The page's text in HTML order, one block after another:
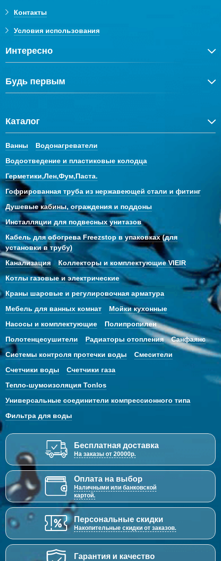
Контакты
Условия использования
Интересно
Будь первым
Каталог
Ванны
Водонагреватели
Водоотведение и пластиковые колодца
Герметики,Лен,Фум,Паста.
Гофрированная труба из нержавеющей стали и фитинг
Душевые кабины, ограждения и поддоны
Инсталляции для подвесных унитазов
Кабель для обогрева Freezstop в упаковках (для
установки в трубу)
Канализация
Коллекторы и комплектующие VIEIR
Котлы газовые и электрические
Краны шаровые и регулировочная арматура
Мебель для ванных комнат
Мойки кухонные
Насосы и комплектующие
Полипропилен
Полотенцесушители
Радиаторы отопления
Санфаянс
Системы контроля протечки воды
Смесители
Счетчики воды
Счетчики газа
Тепло-шумоизоляция Tonlos
Универсальные соединители компрессионного типа
Фильтра для воды
Бесплатная доставка
На заказы от 20000р.
Оплата на выбор
Наличными или банковской
картой.
Персональные скидки
Накопительные скидки от заказов.
Гарантия и качество